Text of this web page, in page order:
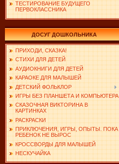
ТЕСТИРОВАНИЕ БУДУЩЕГО
ПЕРВОКЛАССНИКА
ДОСУГ ДОШКОЛЬНИКА
ПРИХОДИ, СКАЗКА!
СТИХИ ДЛЯ ДЕТЕЙ
АУДИОКНИГИ ДЛЯ ДЕТЕЙ
КАРАОКЕ ДЛЯ МАЛЫШЕЙ
ДЕТСКИЙ ФОЛЬКЛОР
ИГРЫ БЕЗ ПЛАНШЕТА И КОМПЬЮТЕРА
СКАЗОЧНАЯ ВИКТОРИНА В
КАРТИНКАХ
РАСКРАСКИ
ПРИКЛЮЧЕНИЯ, ИГРЫ, ОПЫТЫ. ПОКА
РЕБЕНОК НЕ ВЫРОС
КРОССВОРДЫ ДЛЯ МАЛЫШЕЙ
НЕСКУЧАЙКА